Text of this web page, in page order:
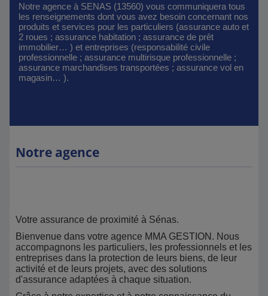
Notre agence à SENAS (13560) vous communiquera tous
les renseignements dont vous avez besoin concernant nos
produits et services pour les particuliers (assurance auto et
2 roues ; assurance habitation ; assurance de prêt
immobilier… ) et entreprises (responsabilité civile
professionnelle ; assurance multirisque professionnelle ;
assurance marchandises transportées ; assurance vol en
magasin… ).
Notre agence
Votre assurance de proximité à Sénas.
Bienvenue dans votre agence MMA GESTION. Nous
accompagnons les particuliers, les professionnels et les
entreprises dans la protection de leurs biens, de leur
activité et de leurs projets, avec des solutions
d'assurance adaptées à chaque situation.